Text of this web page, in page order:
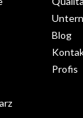
Blog
Profis